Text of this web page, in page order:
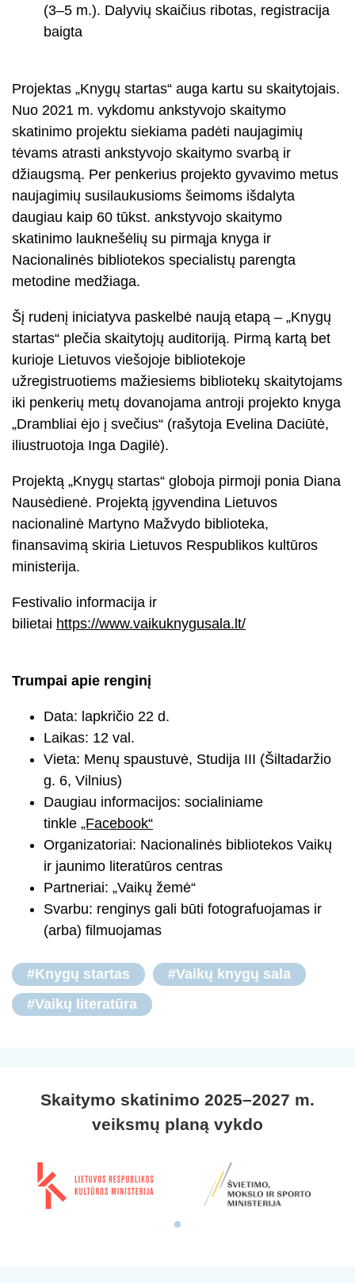
(3–5 m.). Dalyvių skaičius ribotas, registracija
baigta
Projektas „Knygų startas“ auga kartu su skaitytojais.
Nuo 2021 m. vykdomu ankstyvojo skaitymo
skatinimo projektu siekiama padėti naujagimių
tėvams atrasti ankstyvojo skaitymo svarbą ir
džiaugsmą. Per penkerius projekto gyvavimo metus
naujagimių susilaukusioms šeimoms išdalyta
daugiau kaip 60 tūkst. ankstyvojo skaitymo
skatinimo lauknešėlių su pirmąja knyga ir
Nacionalinės bibliotekos specialistų parengta
metodine medžiaga.
Šį rudenį iniciatyva paskelbė naują etapą – „Knygų
startas“ plečia skaitytojų auditoriją. Pirmą kartą bet
kurioje Lietuvos viešojoje bibliotekoje
užregistruotiems mažiesiems bibliotekų skaitytojams
iki penkerių metų dovanojama antroji projekto knyga
„Drambliai ėjo į svečius“ (rašytoja Evelina Daciūtė,
iliustruotoja Inga Dagilė).
Projektą „Knygų startas“ globoja pirmoji ponia Diana
Nausėdienė. Projektą įgyvendina Lietuvos
nacionalinė Martyno Mažvydo biblioteka,
finansavimą skiria Lietuvos Respublikos kultūros
ministerija.
Festivalio informacija ir
bilietai https://www.vaikuknygusala.lt/
Trumpai apie renginį
Data: lapkričio 22 d.
Laikas: 12 val.
Vieta: Menų spaustuvė, Studija III (Šiltadaržio
g. 6, Vilnius)
Daugiau informacijos: socialiniame
tinkle „Facebook“
Organizatoriai: Nacionalinės bibliotekos Vaikų
ir jaunimo literatūros centras
Partneriai: „Vaikų žemė“
Svarbu: renginys gali būti fotografuojamas ir
(arba) filmuojamas
#Knygų startas
#Vaikų knygų sala
#Vaikų literatūra
Skaitymo skatinimo 2025–2027 m.
veiksmų planą vykdo